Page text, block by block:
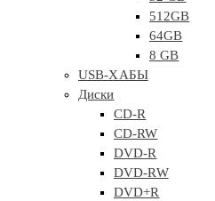
512GB
64GB
8 GB
USB-ХАБЫ
Диски
CD-R
CD-RW
DVD-R
DVD-RW
DVD+R